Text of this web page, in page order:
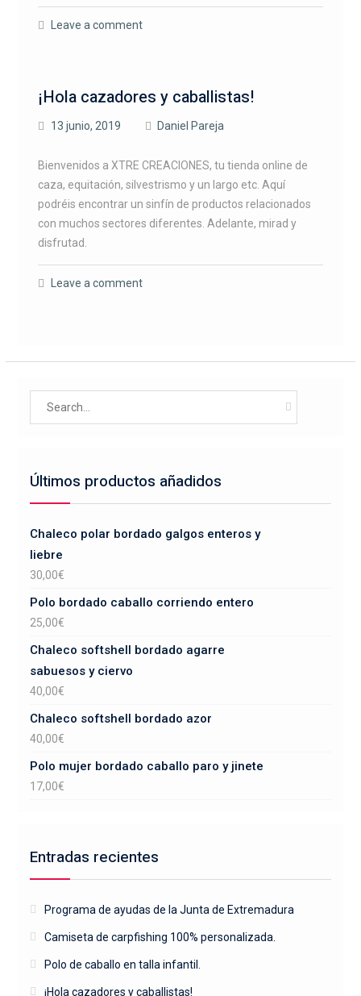
Leave a comment
¡Hola cazadores y caballistas!
13 junio, 2019 Daniel Pareja
Bienvenidos a XTRE CREACIONES, tu tienda online de
caza, equitación, silvestrismo y un largo etc. Aquí
podréis encontrar un sinfín de productos relacionados
con muchos sectores diferentes. Adelante, mirad y
disfrutad.
Leave a comment
Últimos productos añadidos
Chaleco polar bordado galgos enteros y
liebre
30,00€
Polo bordado caballo corriendo entero
25,00€
Chaleco softshell bordado agarre
sabuesos y ciervo
40,00€
Chaleco softshell bordado azor
40,00€
Polo mujer bordado caballo paro y jinete
17,00€
Entradas recientes
Programa de ayudas de la Junta de Extremadura
Camiseta de carpfishing 100% personalizada.
Polo de caballo en talla infantil.
¡Hola cazadores y caballistas!